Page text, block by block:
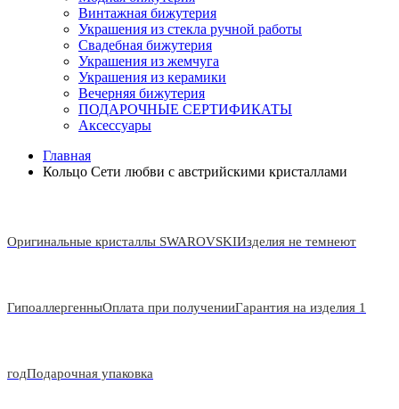
Винтажная бижутерия
Украшения из стекла ручной работы
Свадебная бижутерия
Украшения из жемчуга
Украшения из керамики
Вечерняя бижутерия
ПОДАРОЧНЫЕ СЕРТИФИКАТЫ
Аксессуары
Главная
Кольцо Сети любви с австрийскими кристаллами
Оригинальные кристаллы SWAROVSKIИзделия не темнеют
ГипоаллергенныОплата при полученииГарантия на изделия 1
годПодарочная упаковка